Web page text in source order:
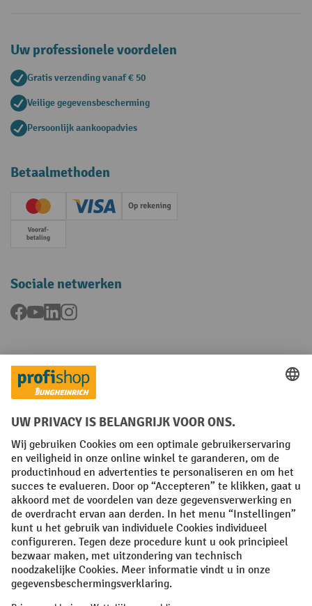
Uw professionele voordelen
Gratis verzending vanaf € 50
Veilige gegevensbescherming
Persoonlijk aankoopadvies
Betaalmethoden
Creditcard (Master)Creditcard (Visa)Op rekening
Vooruitbetaling
Sociale netwerken
Facebook
YouTubeLinkedInInstagram
Talen
FR NL
Algemene verkoopvoorwaarden Copyright
Privacyverklaring Privacy-instellingen
All prices excl. VAT plusshipping costs and possible delivery charges,
if not stated otherwise.
¹ De korting is geldig tot en met de vermelde datum. Combinatie met
andere aanbiedingen en lopende acties is niet mogelijk. | ² De korting
wordt éénmalig toegekend bij de eerste inschrijving voor de